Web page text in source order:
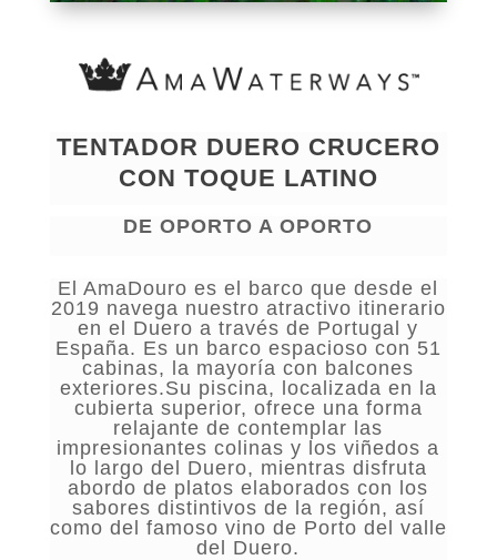
TENTADOR DUERO CRUCERO
CON TOQUE LATINO
DE OPORTO A OPORTO
El AmaDouro es el barco que desde el
2019 navega nuestro atractivo itinerario
en el Duero a través de Portugal y
España. Es un barco espacioso con 51
cabinas, la mayoría con balcones
exteriores.Su piscina, localizada en la
cubierta superior, ofrece una forma
relajante de contemplar las
impresionantes colinas y los viñedos a
lo largo del Duero, mientras disfruta
abordo de platos elaborados con los
sabores distintivos de la región, así
como del famoso vino de Porto del valle
del Duero.